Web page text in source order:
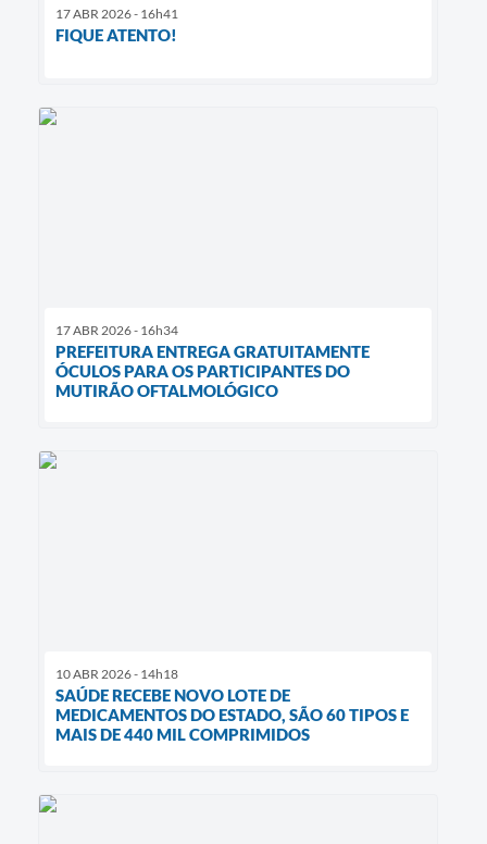
17 ABR 2026 - 16h41
FIQUE ATENTO!
17 ABR 2026 - 16h34
PREFEITURA ENTREGA GRATUITAMENTE
ÓCULOS PARA OS PARTICIPANTES DO
MUTIRÃO OFTALMOLÓGICO
10 ABR 2026 - 14h18
SAÚDE RECEBE NOVO LOTE DE
MEDICAMENTOS DO ESTADO, SÃO 60 TIPOS E
MAIS DE 440 MIL COMPRIMIDOS